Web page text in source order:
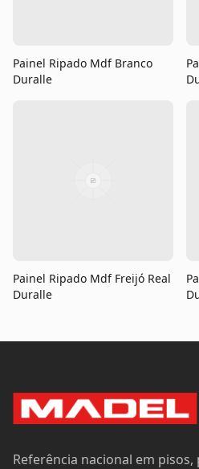
Painel Ripado Mdf Branco
Duralle
Painel Ripado Mdf Freijó Real
Duralle
Referência nacional em